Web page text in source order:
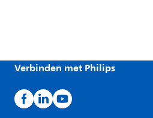
Verbinden met Philips